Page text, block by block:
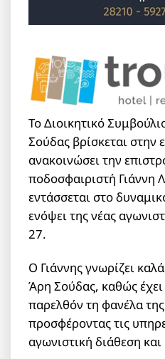
Το Διοικητικό
Σούδας βρίσκεται στην
ανακοινώσει την
ποδοσφαιριστή Γιάννη
εντάσσεται στο
ενόψει της νέας
27.
Ο Γιάννης γνωρίζει
Άρη Σούδας, καθώς έχει
παρελθόν τη φανέλα
προσφέροντας τις
αγωνιστική διάθεση